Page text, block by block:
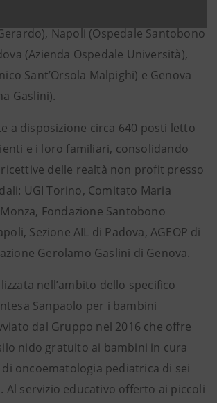
Napoli (Ospedale Santobono
(Azienda Ospedale Università),
Sant’Orsola Malpighi) e Genova
Gaslini).
a disposizione circa 640 posti letto
e i loro familiari, consolidando
delle realtà non profit presso
UGI Torino, Comitato Maria
Fondazione Santobono
Sezione AIL di Padova, AGEOP di
Gerolamo Gaslini di Genova.
nell’ambito dello specifico
Sanpaolo per i bambini
dal Gruppo nel 2016 che offre
nido gratuito ai bambini in cura
oncoematologia pediatrica di sei
Al servizio educativo offerto ai piccoli